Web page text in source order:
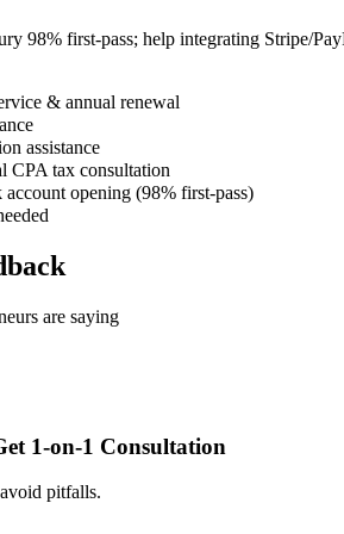
98% first‑pass; help integrating Stripe/
& annual renewal
assistance
CPA tax consultation
opening (98% first‑pass)
are saying
1-on-1 Consultation
pitfalls.